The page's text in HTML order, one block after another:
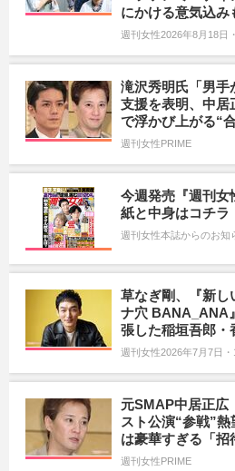
にかける意気込み
週刊女性2026年8月18日
滝沢秀明氏「男手
支援を表明、中居
で浮かび上がる“
週刊女性PRIME
今週発売『週刊女
紙と中身はコチラ
週刊女性本誌からのお知
草なぎ剛、『新し
ナ穴 BANA_ANA
張した稲垣吾郎・
週刊女性2026年7月7日
元SMAP中居正広
スト公演“参戦”
は豪華すぎる「招
週刊女性PRIME